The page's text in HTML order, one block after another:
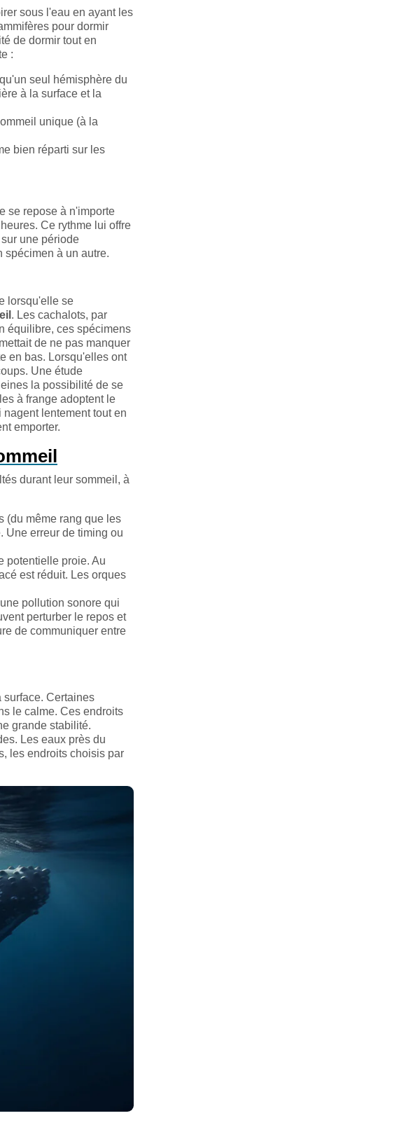
sous l'eau en ayant les
pour dormir
de dormir tout en
:
seul hémisphère du
à la surface et la
unique (à la
bien réparti sur les
se repose à n'importe
Ce rythme lui offre
une période
spécimen à un autre.
lorsqu'elle se
. Les cachalots, par
équilibre, ces spécimens
de ne pas manquer
en bas. Lorsqu'elles ont
Une étude
la possibilité de se
à frange adoptent le
lentement tout en
emporter.
durant leur sommeil, à
(du même rang que les
Une erreur de timing ou
potentielle proie. Au
est réduit. Les orques
pollution sonore qui
perturber le repos et
de communiquer entre
surface. Certaines
le calme. Ces endroits
grande stabilité.
Les eaux près du
les endroits choisis par